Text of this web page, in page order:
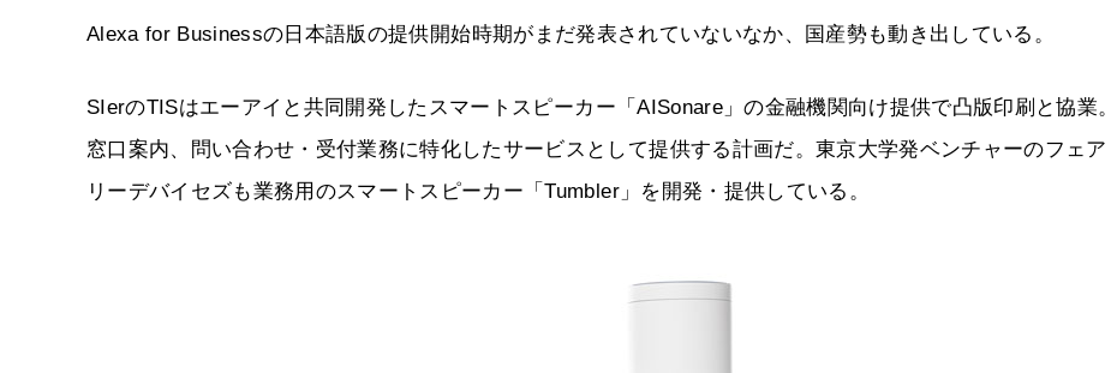
Alexa for Businessの日本語版の提供開始時期がまだ発表されていないなか、国産勢も動き出している。
SIerのTISはエーアイと共同開発したスマートスピーカー「AISonare」の金融機関向け提供で凸版印刷と協業。
窓口案内、問い合わせ・受付業務に特化したサービスとして提供する計画だ。東京大学発ベンチャーのフェア
リーデバイセズも業務用のスマートスピーカー「Tumbler」を開発・提供している。